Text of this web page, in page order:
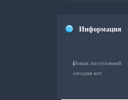
Информация
Новых поступлений
сегодня нет.